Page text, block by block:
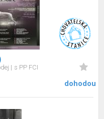
s PP FCI
dohodou